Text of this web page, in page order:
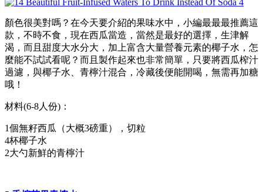
顏色很美對嗎？在今天要介紹的果味水中，小編最最最推薦這
款，不時不食，現在西瓜當造，當然是最好的選擇，生津解
渴，而且甜度大水分大，加上富含大量營養元素的椰子水，怎
麼能不試試看呢？而且製作起來也非常簡單，只要將西瓜榨汁
過濾，與椰子水、青檸汁混合，冷藏後便能開喝，無需再加糖
哦！
材料(6-8人份)：
1個無籽西瓜（大概3磅重），切粒
4杯椰子水
2大勺新鮮的青檸汁